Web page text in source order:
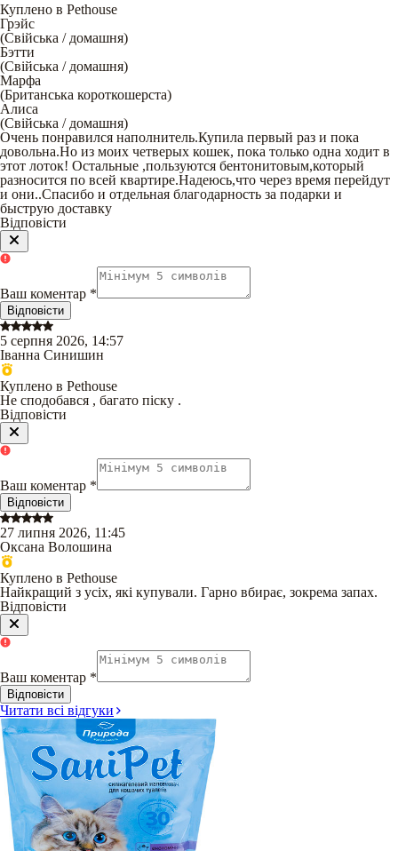
Куплено в Pethouse
Грэйс
(Свійська / домашня)
Бэтти
(Свійська / домашня)
Марфа
(Британська короткошерста)
Алиса
(Свійська / домашня)
Очень понравился наполнитель.Купила первый раз и пока
довольна.Но из моих четверых кошек, пока только одна ходит в
этот лоток! Остальные ,пользуются бентонитовым,который
разносится по всей квартире.Надеюсь,что через время перейдут
и они..Спасибо и отдельная благодарность за подарки и
быструю доставку
Відповісти
Ваш коментар *
Відповісти
5 серпня 2026, 14:57
Іванна Синишин
Куплено в Pethouse
Не сподобався , багато піску .
Відповісти
Ваш коментар *
Відповісти
27 липня 2026, 11:45
Оксана Волошина
Куплено в Pethouse
Найкращий з усіх, які купували. Гарно вбирає, зокрема запах.
Відповісти
Ваш коментар *
Відповісти
Читати всі відгуки